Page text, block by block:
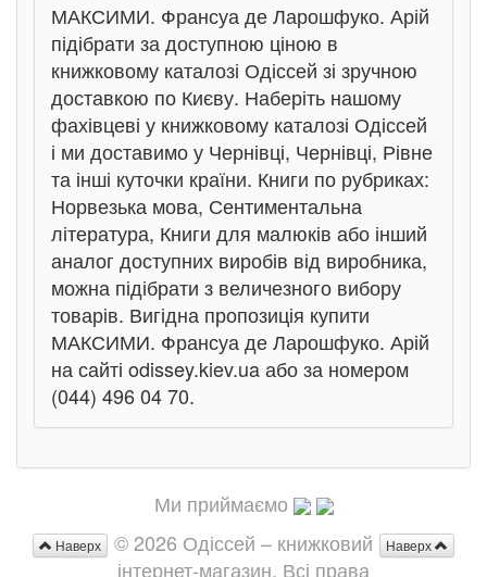
МАКСИМИ. Франсуа де Ларошфуко. Арій
підібрати за доступною ціною в
книжковому каталозі Одіссей зі зручною
доставкою по Києву. Наберіть нашому
фахівцеві у книжковому каталозі Одіссей
і ми доставимо у Чернівці, Чернівці, Рівне
та інші куточки країни. Книги по рубриках:
Норвезька мова, Сентиментальна
література, Книги для малюків або інший
аналог доступних виробів від виробника,
можна підібрати з величезного вибору
товарів. Вигідна пропозиція купити
МАКСИМИ. Франсуа де Ларошфуко. Арій
на сайті odissey.kiev.ua або за номером
(044) 496 04 70.
Ми приймаємо
Наверх
Наверх
© 2026 Одіссей – книжковий
інтернет-магазин. Всі права